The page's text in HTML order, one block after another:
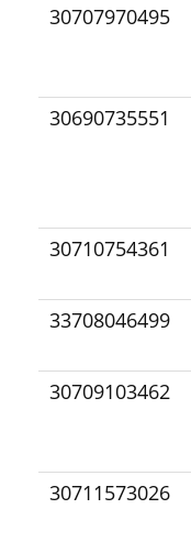
30707970495
30690735551
30710754361
33708046499
30709103462
30711573026